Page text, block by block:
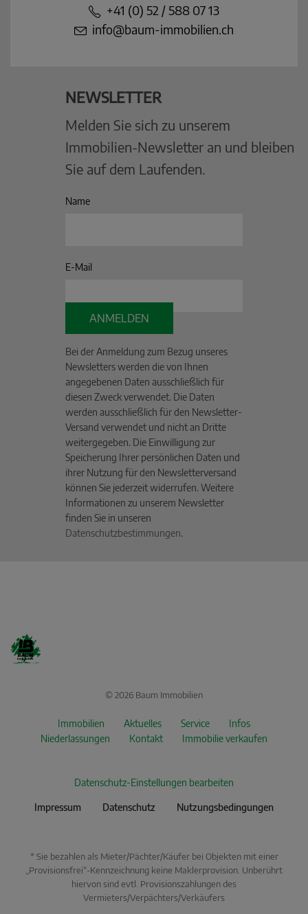
+41 (0) 52 / 588 07 13
info@baum-immobilien.ch
NEWSLETTER
Melden Sie sich zu unserem
Immobilien-Newsletter an und bleiben
Sie auf dem Laufenden.
Name
E-Mail
ANMELDEN
Bei der Anmeldung zum Bezug unseres
Newsletters werden die von Ihnen
angegebenen Daten ausschließlich für
diesen Zweck verwendet. Die Daten
werden ausschließlich für den Newsletter-
Versand verwendet und nicht an Dritte
weitergegeben. Die Einwilligung zur
Speicherung Ihrer persönlichen Daten und
ihrer Nutzung für den Newsletterversand
können Sie jederzeit widerrufen. Weitere
Informationen zu unserem Newsletter
finden Sie in unseren
Datenschutzbestimmungen.
© 2026 Baum Immobilien
Immobilien Aktuelles Service
Infos
Niederlassungen
Kontakt Immobilie verkaufen
Datenschutz-Einstellungen bearbeiten
Impressum Datenschutz Nutzungsbedingungen
* Sie bezahlen als Mieter/Pächter/Käufer bei Objekten mit einer
„Provisionsfrei“-Kennzeichnung keine Maklerprovision. Unberührt
hiervon sind evtl. Provisionszahlungen des
Vermieters/Verpächters/Verkäufers